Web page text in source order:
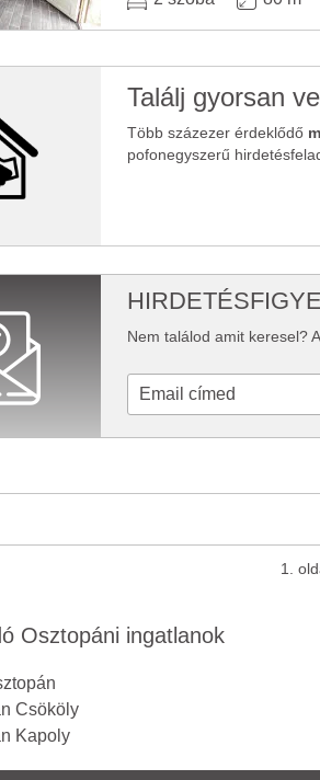
Találj gyorsan
Több százezer érdeklődő
pofonegyszerű
Nem találod amit keresel?
1.
Osztopáni ingatlanok
Csököly
Kapoly